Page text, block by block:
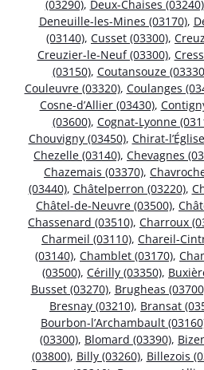
(03290), Deux-Chaises (03240)
Deneuille-les-Mines (03170),
(03140), Cusset (03300),
Creuzier-le-Neuf (03300),
(03150), Coutansouze
Couleuvre (03320), Coulanges
Cosne-d’Allier (03430),
(03600), Cognat-Lyonne
Chouvigny (03450), Chirat-
Chezelle (03140), Chevagnes
Chazemais (03370),
(03440), Châtelperron (03220),
Châtel-de-Neuvre (03500),
Chassenard (03510), Charroux
Charmeil (03110), Chareil-
(03140), Chamblet (03170),
(03500), Cérilly (03350),
Busset (03270), Brugheas
Bresnay (03210), Bransat
Bourbon-l’Archambault
(03300), Blomard (03390),
(03800), Billy (03260), Billezois